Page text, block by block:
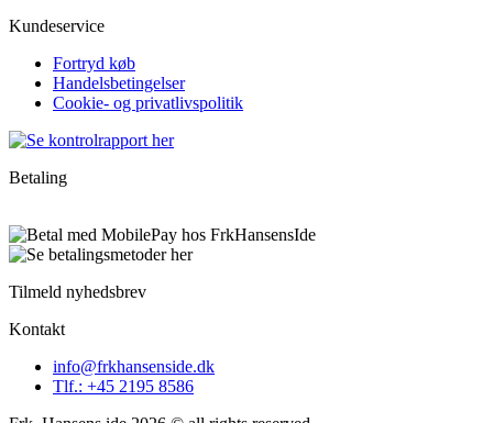
Kundeservice
Fortryd køb
Handelsbetingelser
Cookie- og privatlivspolitik
Betaling
Tilmeld nyhedsbrev
Kontakt
info@frkhansenside.dk
Tlf.: +45 2195 8586